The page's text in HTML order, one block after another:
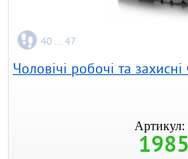
40 ... 47
Чоловічі робочі та
Артикул:
1985